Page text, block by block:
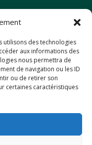
utilisons des technologies
aux informations des
nous permettra de
de navigation ou les ID
ou de retirer son
certaines caractéristiques